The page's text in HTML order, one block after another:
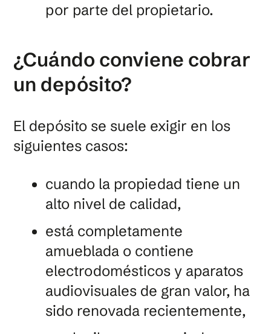
por parte del propietario.
¿Cuándo conviene cobrar
un depósito?
El depósito se suele exigir en los
siguientes casos:
cuando la propiedad tiene un
alto nivel de calidad,
está completamente
amueblada o contiene
electrodomésticos y aparatos
audiovisuales de gran valor, ha
sido renovada recientemente,